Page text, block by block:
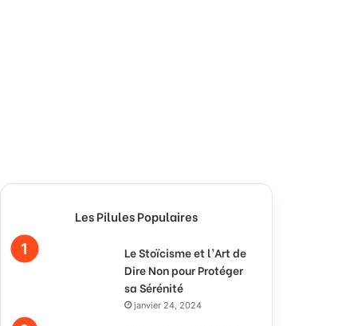
Les Pilules Populaires
Le Stoïcisme et l’Art de
Dire Non pour Protéger
sa Sérénité
janvier 24, 2024